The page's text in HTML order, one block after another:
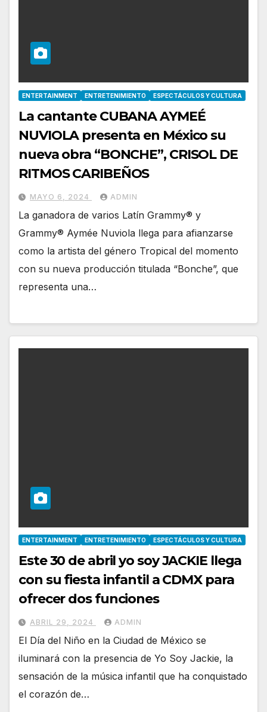
ENTERTAINMENT ENTRETENIMIENTO ESPECTÁCULOS Y CULTURA
La cantante CUBANA AYMEÉ
NUVIOLA presenta en México su
nueva obra “BONCHE”, CRISOL DE
RITMOS CARIBEÑOS
MAYO 6, 2024 ADMIN
La ganadora de varios Latín Grammy® y
Grammy® Aymée Nuviola llega para afianzarse
como la artista del género Tropical del momento
con su nueva producción titulada “Bonche”, que
representa una…
ENTERTAINMENT ENTRETENIMIENTO ESPECTÁCULOS Y CULTURA
Este 30 de abril yo soy JACKIE llega
con su fiesta infantil a CDMX para
ofrecer dos funciones
ABRIL 29, 2024 ADMIN
El Día del Niño en la Ciudad de México se
iluminará con la presencia de Yo Soy Jackie, la
sensación de la música infantil que ha conquistado
el corazón de…